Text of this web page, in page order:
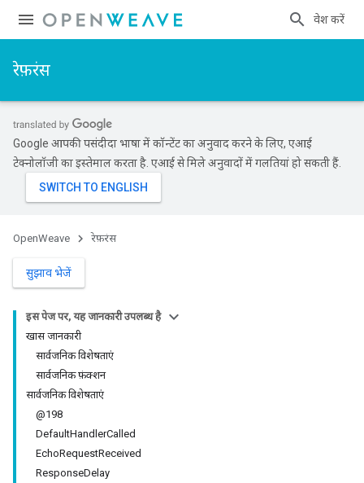
प्रवेश करें
रेफ़रंस
Google आपकी पसंदीदा भाषा में कॉन्टेंट का अनुवाद करने के लिए, एआई
टेक्नोलॉजी का इस्तेमाल करता है. एआई से मिले अनुवादों में गलतियां हो सकती हैं.
OpenWeave रेफ़रंस
सुझाव भेजें
इस पेज पर, यह जानकारी उपलब्ध है
खास जानकारी
सार्वजनिक विशेषताएं
सार्वजनिक फ़ंक्शन
सार्वजनिक विशेषताएं
@198
DefaultHandlerCalled
EchoRequestReceived
ResponseDelay